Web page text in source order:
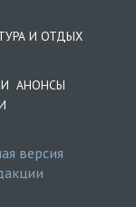
И ОТДЫХ
АНОНСЫ
версия